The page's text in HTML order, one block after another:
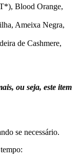
Blood Orange,
Ameixa Negra,
de Cashmere,
ou seja, este item
se necessário.